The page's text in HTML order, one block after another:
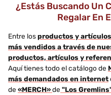
¿Estás Buscando Un
Regalar En
Entre losproductos y
más vendidos a través de
productos, artículos y
Aquí tienes todo el catálogo de
más demandados en internet
de «MERCH»de "Los